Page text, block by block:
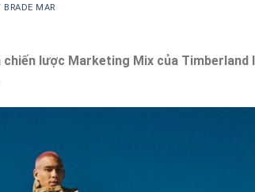
BRADE MAR
lược Marketing Mix của Timberland